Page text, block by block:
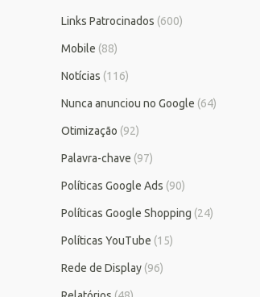
Links Patrocinados (600)
Mobile (88)
Notícias (116)
Nunca anunciou no Google (64)
Otimização (92)
Palavra-chave (97)
Políticas Google Ads (90)
Políticas Google Shopping (24)
Políticas YouTube (15)
Rede de Display(96)